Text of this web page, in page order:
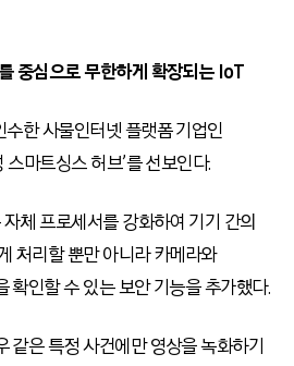
중심으로 무한하게 확장되는 IoT
한 사물인터넷 플랫폼 기업인
스마트싱스 허브’를 선보인다.
자체 프로세서를 강화하여 기기 간의
처리할 뿐만 아니라 카메라와
확인할 수 있는 보안 기능을 추가했다.
같은 특정 사건에만 영상을 녹화하기